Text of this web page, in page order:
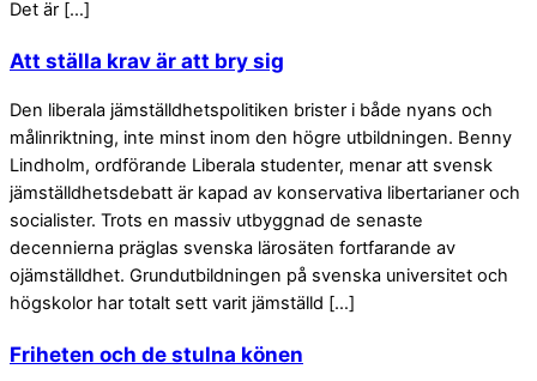
Det är […]
Att ställa krav är att bry sig
Den liberala jämställdhetspolitiken brister i både nyans och
målinriktning, inte minst inom den högre utbildningen. Benny
Lindholm, ordförande Liberala studenter, menar att svensk
jämställdhetsdebatt är kapad av konservativa libertarianer och
socialister. Trots en massiv utbyggnad de senaste
decennierna präglas svenska lärosäten fortfarande av
ojämställdhet. Grundutbildningen på svenska universitet och
högskolor har totalt sett varit jämställd […]
Friheten och de stulna könen